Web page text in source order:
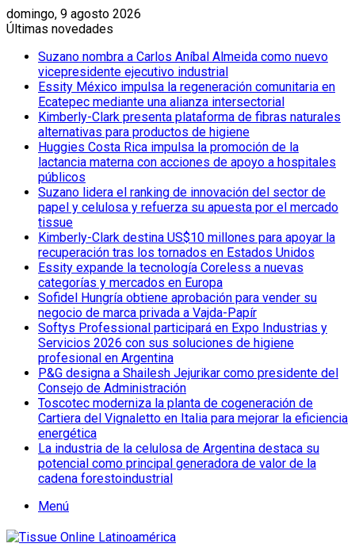
domingo, 9 agosto 2026
Últimas novedades
Suzano nombra a Carlos Aníbal Almeida como nuevo
vicepresidente ejecutivo industrial
Essity México impulsa la regeneración comunitaria en
Ecatepec mediante una alianza intersectorial
Kimberly-Clark presenta plataforma de fibras naturales
alternativas para productos de higiene
Huggies Costa Rica impulsa la promoción de la
lactancia materna con acciones de apoyo a hospitales
públicos
Suzano lidera el ranking de innovación del sector de
papel y celulosa y refuerza su apuesta por el mercado
tissue
Kimberly-Clark destina US$10 millones para apoyar la
recuperación tras los tornados en Estados Unidos
Essity expande la tecnología Coreless a nuevas
categorías y mercados en Europa
Sofidel Hungría obtiene aprobación para vender su
negocio de marca privada a Vajda-Papír
Softys Professional participará en Expo Industrias y
Servicios 2026 con sus soluciones de higiene
profesional en Argentina
P&G designa a Shailesh Jejurikar como presidente del
Consejo de Administración
Toscotec moderniza la planta de cogeneración de
Cartiera del Vignaletto en Italia para mejorar la eficiencia
energética
La industria de la celulosa de Argentina destaca su
potencial como principal generadora de valor de la
cadena forestoindustrial
Menú